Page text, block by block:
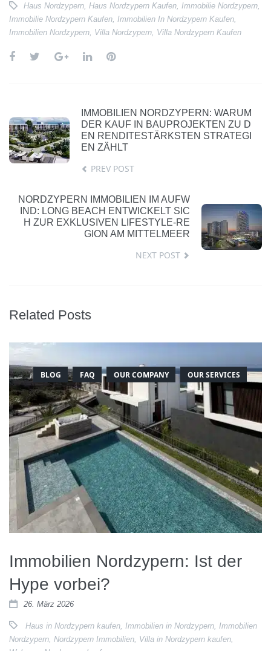
Haus Nordzypern Haus Nordzypern Kaufen Immobilie Nordzypern
Immobilie Nordzypern Kaufen, Immobilien In Nordzypern Kaufen,
Immobilien Nordzypern, Villa Nordzypern, Villa Nordzypern Kaufen
IMMOBILIEN NORDZYPERN: WARUM
DER KAUF IN BAUPROJEKTEN ZU D
EN RENDITESTÄRKSTEN STRATEGI
EN ZÄHLT
PREV POST
NORDZYPERN IMMOBILIEN IM AUFW
IND: LONG BEACH ENTWICKELT SIC
H ZUR EXKLUSIVEN LIFESTYLE-RE
GION AM MITTELMEER
NEXT POST
Related Posts
BLOG FAQ OUR COMPANY OUR SERVICES
Immobilien Nordzypern: Ist der
Hype vorbei?
26. März 2026
Haus in Nordzypern kaufen, Immobilien in Nordzypern, Immobilien
Nordzypern, Nordzypern Immobilien, Villa in Nordzypern kaufen,